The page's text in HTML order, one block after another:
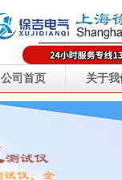
公司首页 关于我